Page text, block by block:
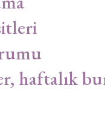
haftalık